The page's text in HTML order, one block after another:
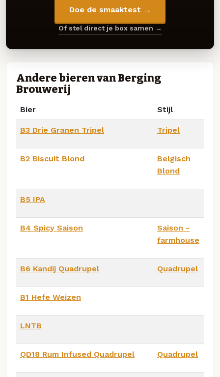
Doe de smaaktest →
Of stel direct je box samen →
Andere bieren van Berging
Brouwerij
Bier Stijl
B3 Drie Granen Tripel Tripel
B2 Biscuit Blond
Belgisch
Blond
B5 IPA
B4 Spicy Saison
Saison -
farmhouse
B6 Kandij Quadrupel Quadrupel
B1 Hefe Weizen
LNTB
QD18 Rum Infused Quadrupel Quadrupel